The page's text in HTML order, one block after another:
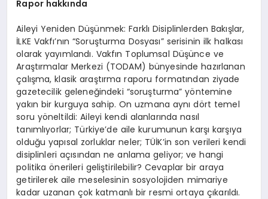
Rapor hakkında
Aileyi Yeniden Düşünmek: Farklı Disiplinlerden Bakışlar,
İLKE Vakfı’nın “Soruşturma Dosyası” serisinin ilk halkası
olarak yayımlandı. Vakfın Toplumsal Düşünce ve
Araştırmalar Merkezi (TODAM) bünyesinde hazırlanan
çalışma, klasik araştırma raporu formatından ziyade
gazetecilik geleneğindeki “soruşturma” yöntemine
yakın bir kurguya sahip. On uzmana aynı dört temel
soru yöneltildi: Aileyi kendi alanlarında nasıl
tanımlıyorlar; Türkiye’de aile kurumunun karşı karşıya
olduğu yapısal zorluklar neler; TÜİK’in son verileri kendi
disiplinleri açısından ne anlama geliyor; ve hangi
politika önerileri geliştirilebilir? Cevaplar bir araya
getirilerek aile meselesinin sosyolojiden mimariye
kadar uzanan çok katmanlı bir resmi ortaya çıkarıldı.